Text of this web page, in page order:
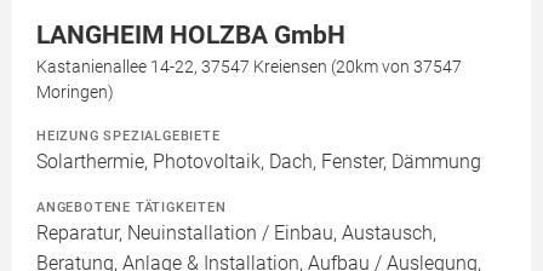
LANGHEIM HOLZBA GmbH
Kastanienallee 14-22, 37547 Kreiensen (20km von 37547
Moringen)
HEIZUNG SPEZIALGEBIETE
Solarthermie, Photovoltaik, Dach, Fenster, Dämmung
ANGEBOTENE TÄTIGKEITEN
Reparatur, Neuinstallation / Einbau, Austausch,
Beratung, Anlage & Installation, Aufbau / Auslegung,